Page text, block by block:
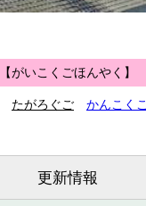
【がいこくごほんやく】
たがろぐご かんこく
更新情報